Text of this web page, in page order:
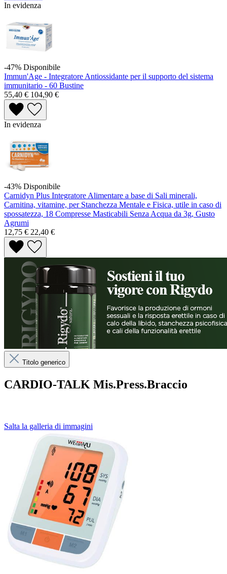
In evidenza
-47% Disponibile
Immun'Age - Integratore Antiossidante per il supporto del sistema
immunitario - 60 Bustine
55,40 € 104,90 €
In evidenza
-43% Disponibile
Carnidyn Plus Integratore Alimentare a base di Sali minerali,
Carnitina, vitamine, per Stanchezza Mentale e Fisica, utile in caso di
spossatezza, 18 Compresse Masticabili Senza Acqua da 3g, Gusto
Agrumi
12,75 € 22,40 €
Titolo generico
CARDIO-TALK Mis.Press.Braccio
Salta la galleria di immagini